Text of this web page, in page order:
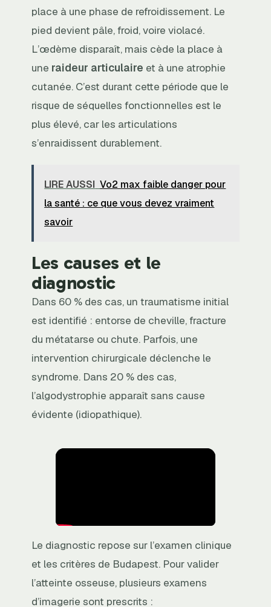
place à une phase de refroidissement. Le
pied devient pâle, froid, voire violacé.
L’œdème disparaît, mais cède la place à
une raideur articulaire et à une atrophie
cutanée. C’est durant cette période que le
risque de séquelles fonctionnelles est le
plus élevé, car les articulations
s’enraidissent durablement.
LIRE AUSSI Vo2 max faible danger pour
la santé : ce que vous devez vraiment
savoir
Les causes et le
diagnostic
Dans 60 % des cas, un traumatisme initial
est identifié : entorse de cheville, fracture
du métatarse ou chute. Parfois, une
intervention chirurgicale déclenche le
syndrome. Dans 20 % des cas,
l’algodystrophie apparaît sans cause
évidente (idiopathique).
Le diagnostic repose sur l’examen clinique
et les critères de Budapest. Pour valider
l’atteinte osseuse, plusieurs examens
d’imagerie sont prescrits :